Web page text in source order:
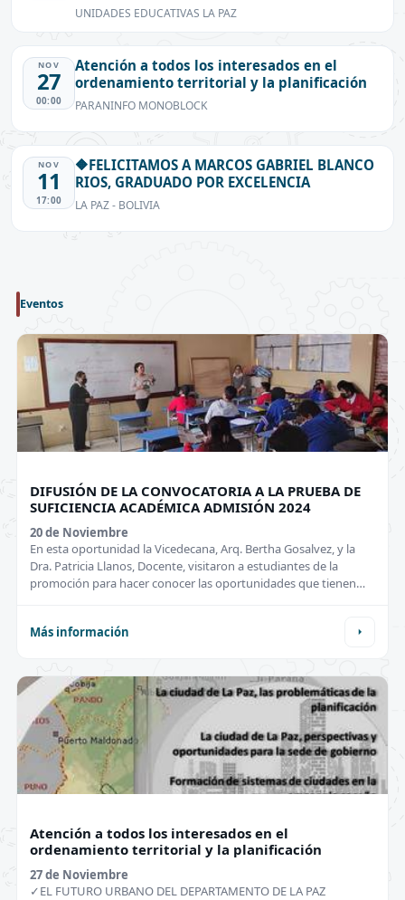
UNIDADES EDUCATIVAS LA PAZ
NOV
27
00:00
Atención a todos los interesados en el
ordenamiento territorial y la planificación
PARANINFO MONOBLOCK
NOV
11
17:00
🔶FELICITAMOS A MARCOS GABRIEL BLANCO
RIOS, GRADUADO POR EXCELENCIA
LA PAZ - BOLIVIA
Eventos
DIFUSIÓN DE LA CONVOCATORIA A LA PRUEBA DE
SUFICIENCIA ACADÉMICA ADMISIÓN 2024
20 de Noviembre
En esta oportunidad la Vicedecana, Arq. Bertha Gosalvez, y la
Dra. Patricia Llanos, Docente, visitaron a estudiantes de la
promoción para hacer conocer las oportunidades que tienen
Más información
Atención a todos los interesados en el
ordenamiento territorial y la planificación
27 de Noviembre
✓EL FUTURO URBANO DEL DEPARTAMENTO DE LA PAZ